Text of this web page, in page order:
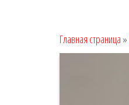
Главная страница »